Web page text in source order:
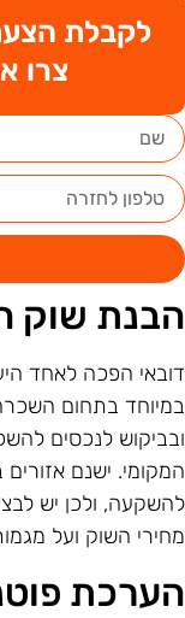
לקבלת
צרו
שוק
הפכה לאחד
בתחום
לנכסים
ישנם אזורים
ולכן יש
השוק ועל